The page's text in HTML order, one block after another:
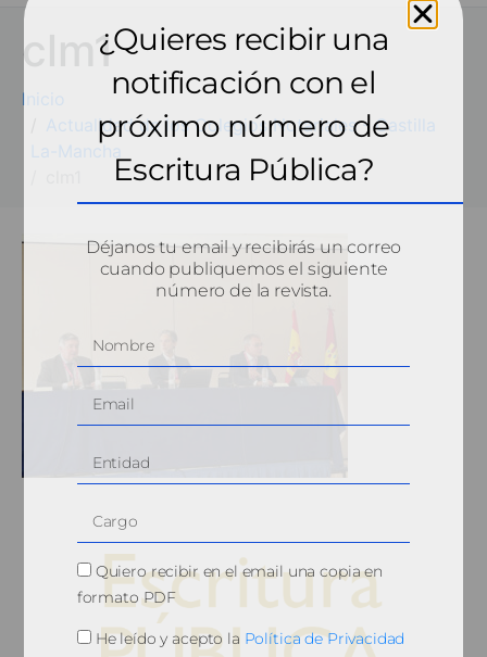
clm1
Inicio
Actualidad de los Colegios Notariales - Castilla
La-Mancha
¿Quieres recibir una
notificación con el
próximo número de
Escritura Pública?
Déjanos tu email y recibirás un correo
cuando publiquemos el siguiente
número de la revista.
Quiero recibir en el email una copia en
formato PDF
He leído y acepto la Política de Privacidad